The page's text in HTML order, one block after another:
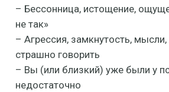
– Бессонница, истощение,
не так»
– Агрессия, замкнутость,
страшно говорить
– Вы (или близкий) уже были у
недостаточно